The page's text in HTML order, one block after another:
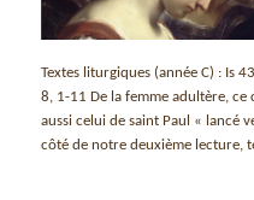
Textes liturgiques (année C) : Is
8, 1-11 De la femme adultère, ce
aussi celui de saint Paul « lancé
côté de notre deuxième lecture,